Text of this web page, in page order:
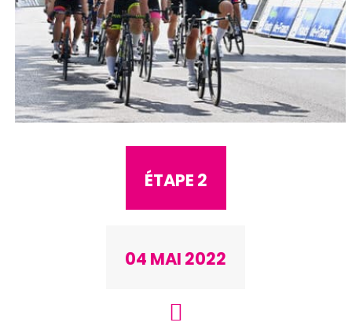
ÉTAPE 2
04 MAI 2022
